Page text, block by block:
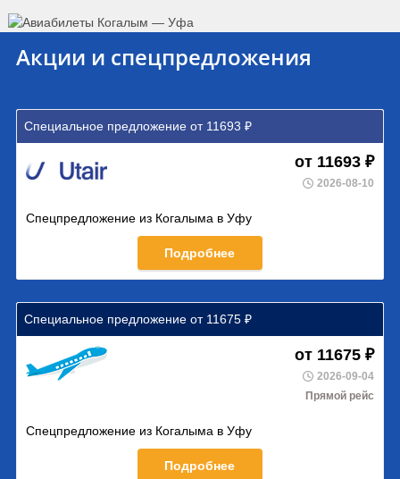
Акции и спецпредложения
Специальное предложение от 11693 ₽
от 11693 ₽
2026-08-10
Спецпредложение из Когалыма в Уфу
Подробнее
Специальное предложение от 11675 ₽
от 11675 ₽
2026-09-04
Прямой рейс
Спецпредложение из Когалыма в Уфу
Подробнее